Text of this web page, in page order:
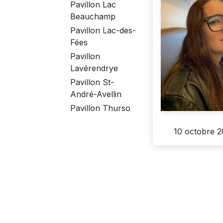
Pavillon Lac
Beauchamp
Pavillon Lac-des-
Fées
Pavillon
Lavérendrye
Pavillon St-
André-Avellin
Pavillon Thurso
10 octobre